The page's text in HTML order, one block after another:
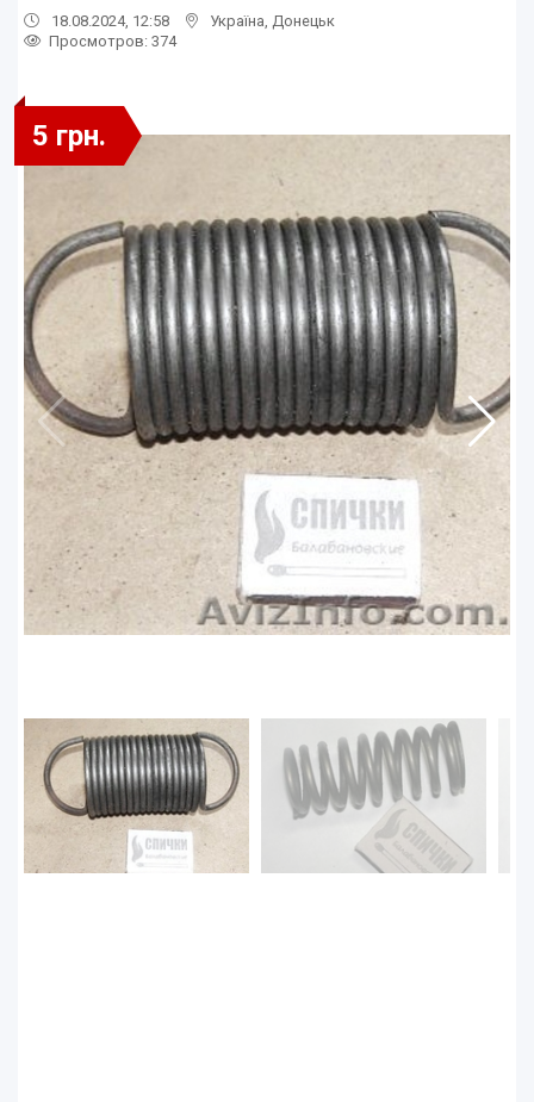
18.08.2024, 12:58 Україна Донецьк
Просмотров: 374
5 грн.